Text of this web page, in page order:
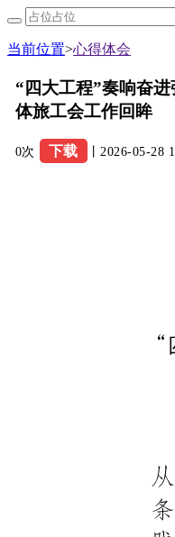
当前位置>心得体会
“四大工程”奏响奋
体旅工会工作回眸
0次 下载 丨2026-05-28